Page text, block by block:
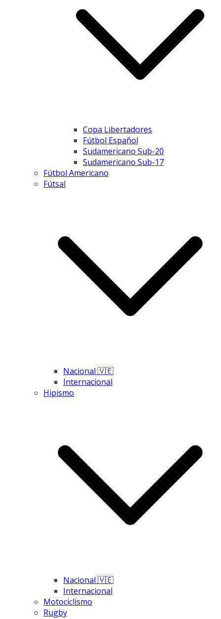
Copa Libertadores
Fútbol Español
Sudamericano Sub-20
Sudamericano Sub-17
Fútbol Americano
Fútsal
Nacional 🇻🇪
Internacional
Hipismo
Nacional 🇻🇪
Internacional
Motociclismo
Rugby